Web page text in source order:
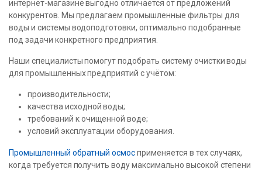
интернет-магазине выгодно отличается от предложений
конкурентов. Мы предлагаем промышленные фильтры для
воды и системы водоподготовки, оптимально подобранные
под задачи конкретного предприятия.
Наши специалисты помогут подобрать систему очистки воды
для промышленных предприятий с учётом:
производительности;
качества исходной воды;
требований к очищенной воде;
условий эксплуатации оборудования.
Промышленный обратный осмосприменяется в тех случаях,
когда требуется получить воду максимально высокой степени